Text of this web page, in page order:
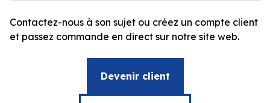
Contactez-nous à son sujet ou créez un compte client
et passez commande en direct sur notre site web.
Devenir client